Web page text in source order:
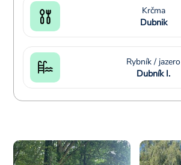
Krčma
Dubnik
Rybník / jazero
Dubník I.